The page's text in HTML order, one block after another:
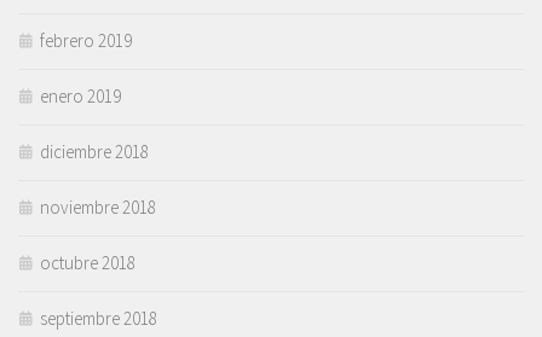
febrero 2019
enero 2019
diciembre 2018
noviembre 2018
octubre 2018
septiembre 2018